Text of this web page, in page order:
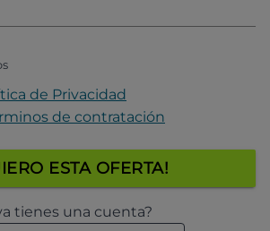
de Privacidad
de contratación
ESTA OFERTA!
tienes una cuenta?